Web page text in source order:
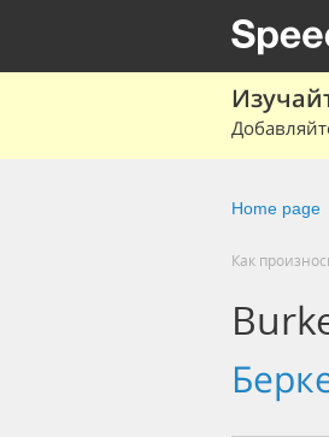
Home page
Как